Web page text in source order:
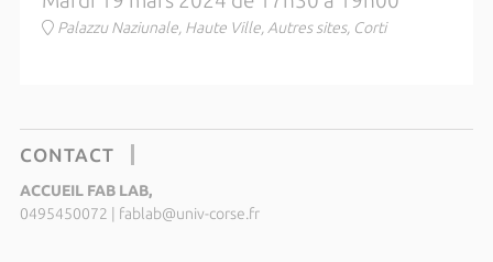
Palazzu Naziunale, Haute Ville, Autres sites, Corti
CONTACT
ACCUEIL FAB LAB,
0495450072 | fablab@univ-corse.fr